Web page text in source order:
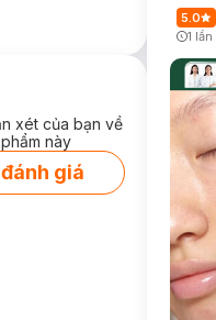
sáng tối ưu.
xét của bạn về
này
giá
5.0
1 lần